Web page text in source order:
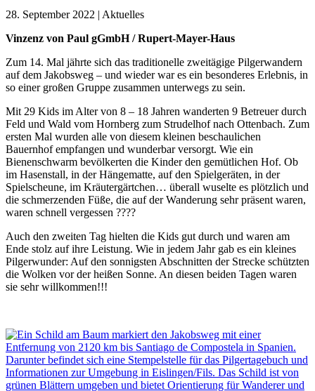
28. September 2022 | Aktuelles
Vinzenz von Paul gGmbH / Rupert-Mayer-Haus
Zum 14. Mal jährte sich das traditionelle zweitägige Pilgerwandern
auf dem Jakobsweg – und wieder war es ein besonderes Erlebnis, in
so einer großen Gruppe zusammen unterwegs zu sein.
Mit 29 Kids im Alter von 8 – 18 Jahren wanderten 9 Betreuer durch
Feld und Wald vom Hornberg zum Strudelhof nach Ottenbach. Zum
ersten Mal wurden alle von diesem kleinen beschaulichen
Bauernhof empfangen und wunderbar versorgt. Wie ein
Bienenschwarm bevölkerten die Kinder den gemütlichen Hof. Ob
im Hasenstall, in der Hängematte, auf den Spielgeräten, in der
Spielscheune, im Kräutergärtchen… überall wuselte es plötzlich und
die schmerzenden Füße, die auf der Wanderung sehr präsent waren,
waren schnell vergessen ????
Auch den zweiten Tag hielten die Kids gut durch und waren am
Ende stolz auf ihre Leistung. Wie in jedem Jahr gab es ein kleines
Pilgerwunder: Auf den sonnigsten Abschnitten der Strecke schützten
die Wolken vor der heißen Sonne. An diesen beiden Tagen waren
sie sehr willkommen!!!